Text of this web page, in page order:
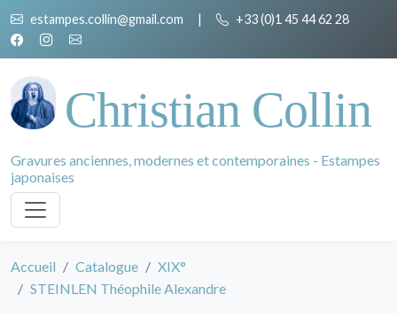
estampes.collin@gmail.com | +33 (0)1 45 44 62 28
Christian Collin
Gravures anciennes, modernes et contemporaines - Estampes
japonaises
Accueil Catalogue
XIX°
STEINLEN Théophile Alexandre